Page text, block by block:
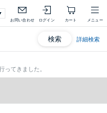
お問い合わせ ログイン カート メニュー
検索 詳細検索
ってきました。